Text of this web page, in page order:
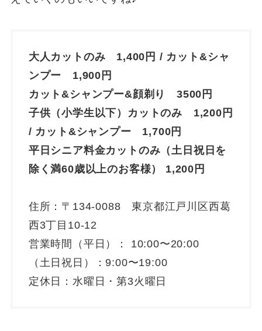
大人カットのみ 1,400円 / カット&シャ
ンプー 1,900円
カット&シャンプー&顔剃り 3500円
子供（小学生以下）カットのみ 1,200円
/ カット&シャンプー 1,700円
平日シニア料金カットのみ（土日祝日を
除く満60歳以上のお客様） 1,200円
住所：〒134-0088 東京都江戸川区西葛
西3丁目10-12
営業時間（平日）： 10:00〜20:00
（土日祝日）：9:00〜19:00
定休日：水曜日・第3火曜日